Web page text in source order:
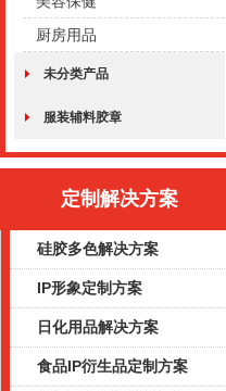
厨房用品
未分类产品
服装辅料胶章
定制解决方案
硅胶多色解决方案
IP形象定制方案
日化用品解决方案
食品IP衍生品定制方案